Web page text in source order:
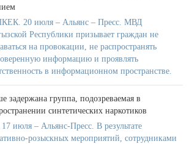
20 июля – Альянс – Пресс. МВД
Республики призывает граждан не
на провокации, не распространять
информацию и проявлять
в информационном пространстве.
задержана группа, подозреваемая в
синтетических наркотиков
июля – Альянс-Пресс. В результате
розыскных мероприятий, сотрудниками